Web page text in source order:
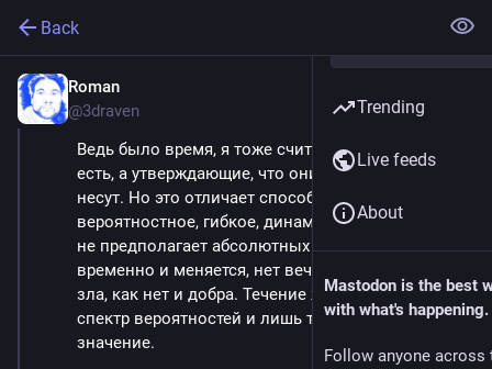
Back
Roman
@3draven
Ведь было время, я тоже считал, что добро и зло
есть, а утверждающие, что они субъективны хрень
несут. Но это отличает способы мыслить,
вероятностное, гибкое, динамическое мышление
не предполагает абсолютных оценок. Все
временно и меняется, нет вечного идеального
зла, как нет и добра. Течение жизни включает
спектр вероятностей и лишь тенденции имеют
значение.
Trending
Live feeds
About
Mastodon is the best
with what's happening.
Follow anyone across